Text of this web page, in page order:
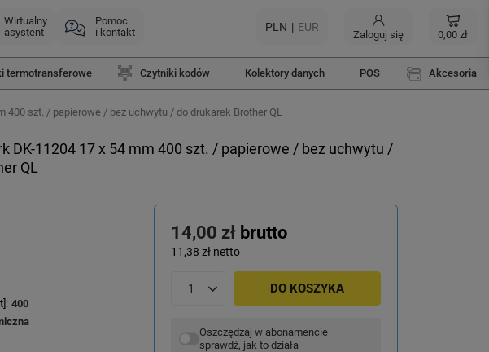
Wirtualny
asystent
Pomoc
i kontakt
PLN EUR
Zaloguj się 0,00 zł
termotransferowe Czytniki kodów Kolektory danych POS Akcesoria
400 szt. / papierowe / bez uchwytu / do drukarek Brother QL
DK-11204 17 x 54 mm 400 szt. / papierowe / bez uchwytu /
QL
14,00 zł brutto
11,38 zł netto
DO KOSZYKA
Oszczędzaj w abonamencie
sprawdź, jak to działa
400